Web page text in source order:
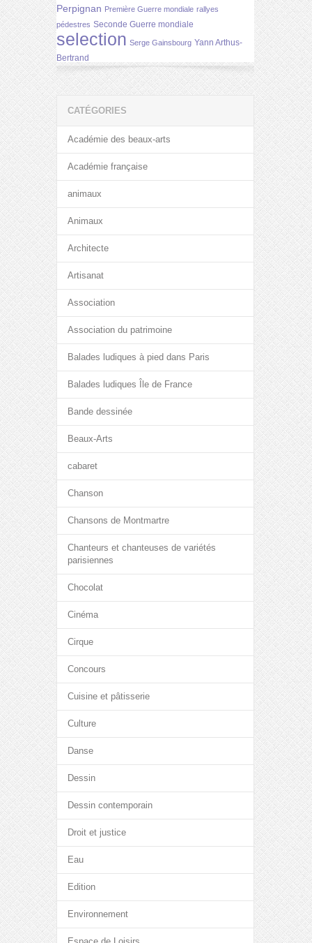
Perpignan Première Guerre mondiale rallyes
pédestres Seconde Guerre mondiale
selection Serge Gainsbourg Yann Arthus-
Bertrand
CATÉGORIES
Académie des beaux-arts
Académie française
animaux
Animaux
Architecte
Artisanat
Association
Association du patrimoine
Balades ludiques à pied dans Paris
Balades ludiques Île de France
Bande dessinée
Beaux-Arts
cabaret
Chanson
Chansons de Montmartre
Chanteurs et chanteuses de variétés
parisiennes
Chocolat
Cinéma
Cirque
Concours
Cuisine et pâtisserie
Culture
Danse
Dessin
Dessin contemporain
Droit et justice
Eau
Edition
Environnement